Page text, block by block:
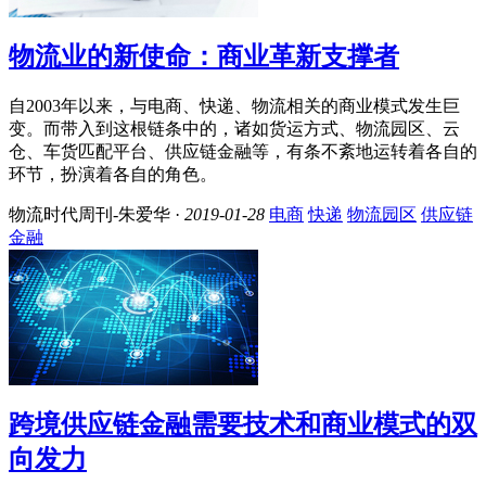
物流业的新使命：商业革新支撑者
自2003年以来，与电商、快递、物流相关的商业模式发生巨
变。而带入到这根链条中的，诸如货运方式、物流园区、云
仓、车货匹配平台、供应链金融等，有条不紊地运转着各自的
环节，扮演着各自的角色。
物流时代周刊-朱爱华 · 2019-01-28 电商 快递 物流园区 供应链
金融
跨境供应链金融需要技术和商业模式的双
向发力